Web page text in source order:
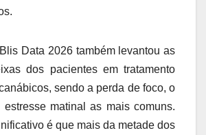
Data 2026 também levantou as
dos pacientes em tratamento
sendo a perda de foco, o
matinal as mais comuns.
é que mais da metade dos